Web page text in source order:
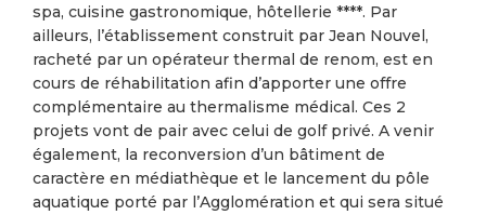
spa, cuisine gastronomique, hôtellerie ****. Par
ailleurs, l’établissement construit par Jean Nouvel,
racheté par un opérateur thermal de renom, est en
cours de réhabilitation afin d’apporter une offre
complémentaire au thermalisme médical. Ces 2
projets vont de pair avec celui de golf privé. A venir
également, la reconversion d’un bâtiment de
caractère en médiathèque et le lancement du pôle
aquatique porté par l’Agglomération et qui sera situé